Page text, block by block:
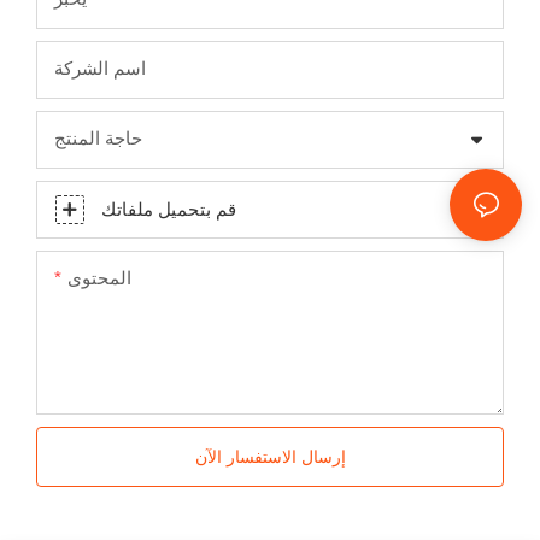
اسم الشركة
حاجة المنتج
قم بتحميل ملفاتك
المحتوى
إرسال الاستفسار الآن